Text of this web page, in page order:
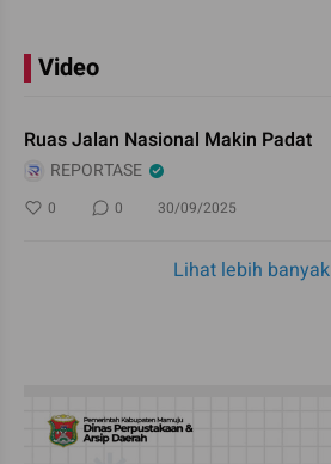
Video
Ruas Jalan Nasional Makin Padat
REPORTASE
0 0 30/09/2025
Lihat lebih banyak